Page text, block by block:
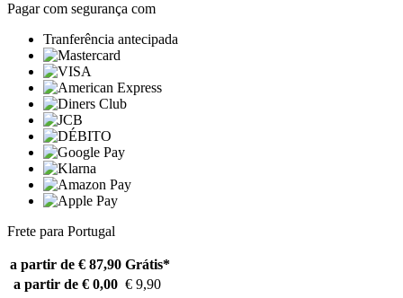
Pagar com segurança com
Tranferência antecipada
Frete para Portugal
a partir de € 87,90 Grátis*
a partir de € 0,00 € 9,90